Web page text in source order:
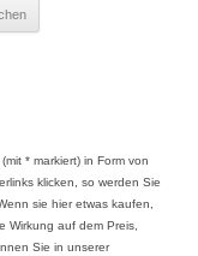
* markiert) in Form von
klicken, so werden Sie
sie hier etwas kaufen,
Wirkung auf dem Preis,
Sie in unserer